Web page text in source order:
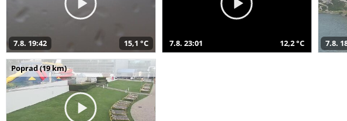
7.8. 19:42 15,1 °C 7.8. 23:01 12,2 °C 7.8.
Poprad (19 km)